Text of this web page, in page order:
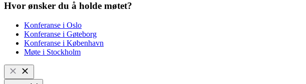
Hvor ønsker du å holde møtet?
Konferanse i Oslo
Konferanse i Gøteborg
Konferanse i København
Møte i Stockholm